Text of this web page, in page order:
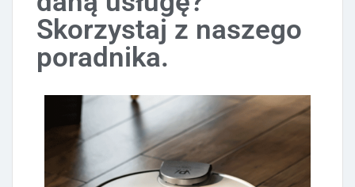
Skorzystaj z naszego
poradnika.